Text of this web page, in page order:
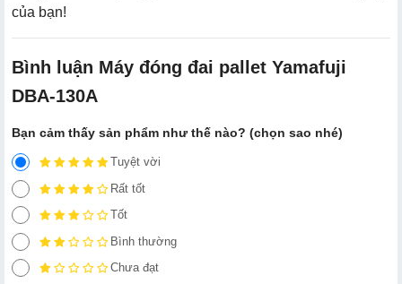
của bạn!
Bình luận Máy đóng đai pallet Yamafuji
DBA-130A
Bạn cảm thấy sản phẩm như thế nào? (chọn sao nhé)
Tuyệt vời
Rất tốt
Tốt
Bình thường
Chưa đạt